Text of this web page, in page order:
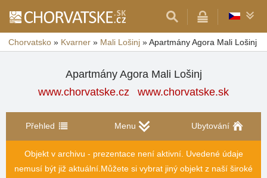
Chorvatsko » Kvarner » Mali Lošinj »Apartmány Agora Mali Lošinj
Apartmány Agora Mali Lošinj
www.chorvatske.cz
www.chorvatske.sk
Přehled Menu Ubytování
Objekt v archivu - prezentace není aktivní. Uvedené údaje
nemusí být již aktuální. Můžete si vybrat jiný objekt z naší široké